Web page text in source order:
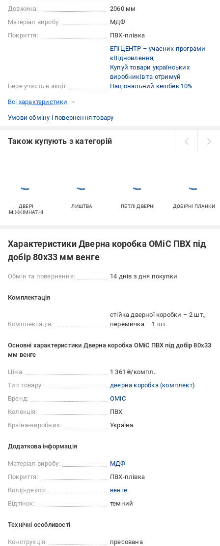
Довжина:
2060 мм
Матеріал виробу:
МДФ
Покриття:
ПВХ-плівка
Бере участь в акції:
ЕПІЦЕНТР – учасник програми
єВідновлення
Купуй товари українських
виробників та отримуй
Національний кешбек 10%
Всі характеристики
Умови обміну і повернення товару
Також купують з категорій
ДВЕРІ
МІЖКІМНАТНІ
ЛИШТВА ПЕТЛІ ДВЕРНІ ДОБІРНІ ПЛАНКИ
Характеристики Дверна коробка ОМіС ПВХ під
добір 80х33 мм венге
Обмін та повернення: 14 днів з дня покупки
Комплектація
Комплектація:
стійка дверної коробки – 2 шт.
перемичка – 1 шт.
Основні характеристики Дверна коробка ОМіС ПВХ під добір 80х33
мм венге
Ціна:
1 361 ₴/компл.
Тип товару:
дверна коробка (комплект)
Бренд:
ОМіС
Колекція:
ПВХ
Країна-виробник:
Україна
Додаткова інформація
Матеріал виробу:
МДФ
Покриття:
ПВХ-плівка
Колір-декор:
венге
Відтінок:
темний
Технічні особливості
Конструкція: пресована